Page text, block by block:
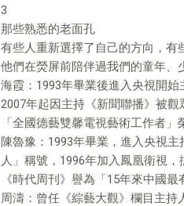
3
那些熟悉的老面孔
有些人重新選擇了自己的方向，有
他們在熒屏前陪伴過我們的童年、
海霞：1993年畢業後進入央視開
2007年起因主持《新聞聯播》被
「全國德藝雙馨電視藝術工作者」
陳魯豫：1993年畢業，進入央視
人」稱號，1996年加入鳳凰衛視
《時代周刊》譽為「15年來中國最
周濤：曾任《綜藝大觀》欄目主持